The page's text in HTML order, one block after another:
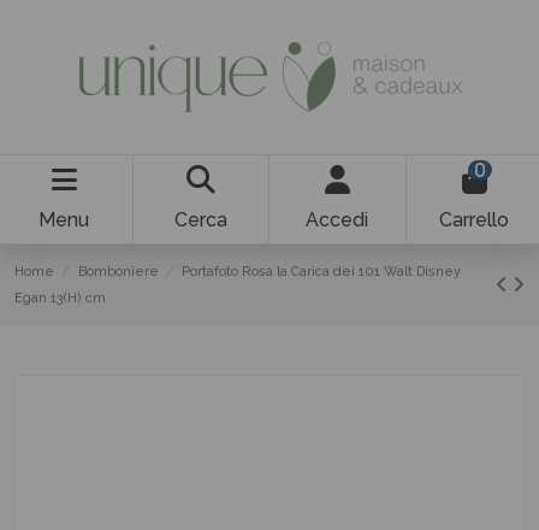
Menu Cerca Accedi
0
Carrello
Home Bomboniere
Portafoto Rosa la Carica dei 101 Walt Disney
Egan 13(H) cm